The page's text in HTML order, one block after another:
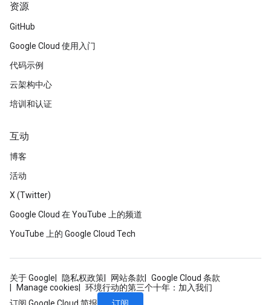
资源
GitHub
Google Cloud 使用入门
代码示例
云架构中心
培训和认证
互动
博客
活动
X (Twitter)
Google Cloud 在 YouTube 上的频道
YouTube 上的 Google Cloud Tech
关于 Google 隐私权政策 网站条款
Google Cloud 条款
Manage cookies
环境行动的第三个十年：加入我们